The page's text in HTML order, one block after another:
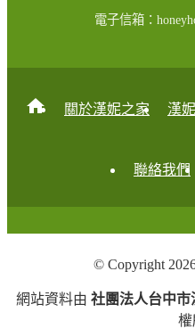
電子信箱：
home 關於漢妮之家 漢
聯絡我們
© Copyright
網站資料由 社團法人台中
權